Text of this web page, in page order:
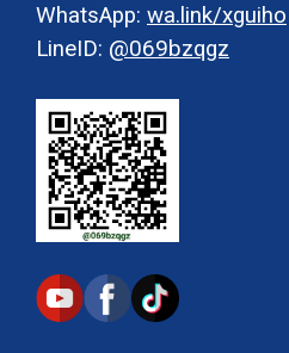
WhatsApp: wa.link/xguiho
LineID: @069bzqgz